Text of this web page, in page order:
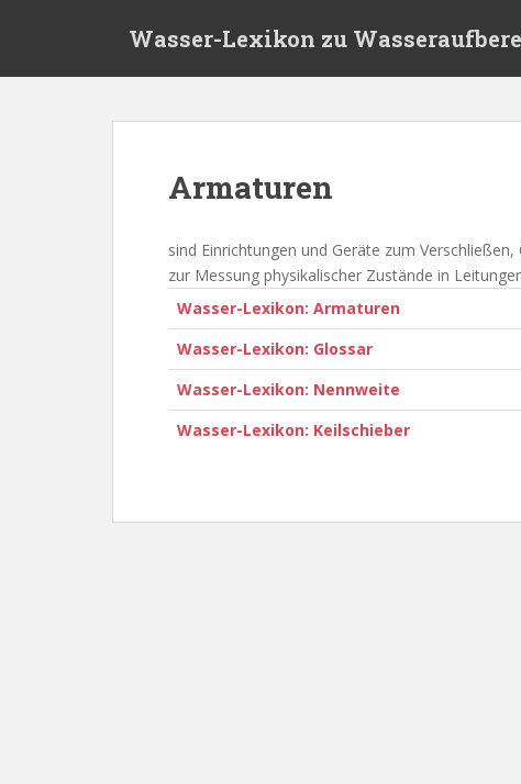
Wasser-Lexikon zu
Armaturen
sind Einrichtungen und Geräte zum
zur Messung physikalischer Zustände in
Wasser-Lexikon: Armaturen
Wasser-Lexikon: Glossar
Wasser-Lexikon: Nennweite
Wasser-Lexikon: Keilschieber